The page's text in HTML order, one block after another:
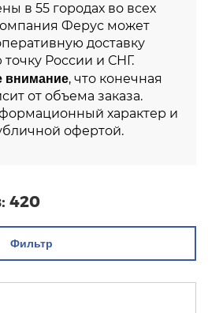
в 55 городах во всех
Ферус может
доставку
России и СНГ.
внимание, что конечная
от объема заказа.
характер и
офертой.
420
Фильтр